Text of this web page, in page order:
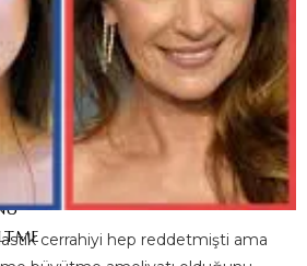
cerrahiyi hep reddetmişti ama